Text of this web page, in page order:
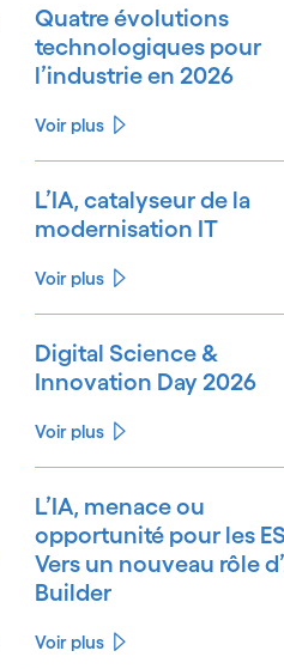
Quatre évolutions
technologiques pour
l’industrie en 2026
Voir plus
L’IA, catalyseur de la
modernisation IT
Voir plus
Digital Science &
Innovation Day 2026
Voir plus
L’IA, menace ou
opportunité pour les
Vers un nouveau rôle
Builder
Voir plus